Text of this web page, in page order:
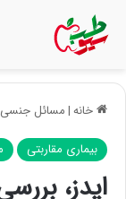
خانه|مسائل جنسی
بیماری مقاربتی
ایدز،